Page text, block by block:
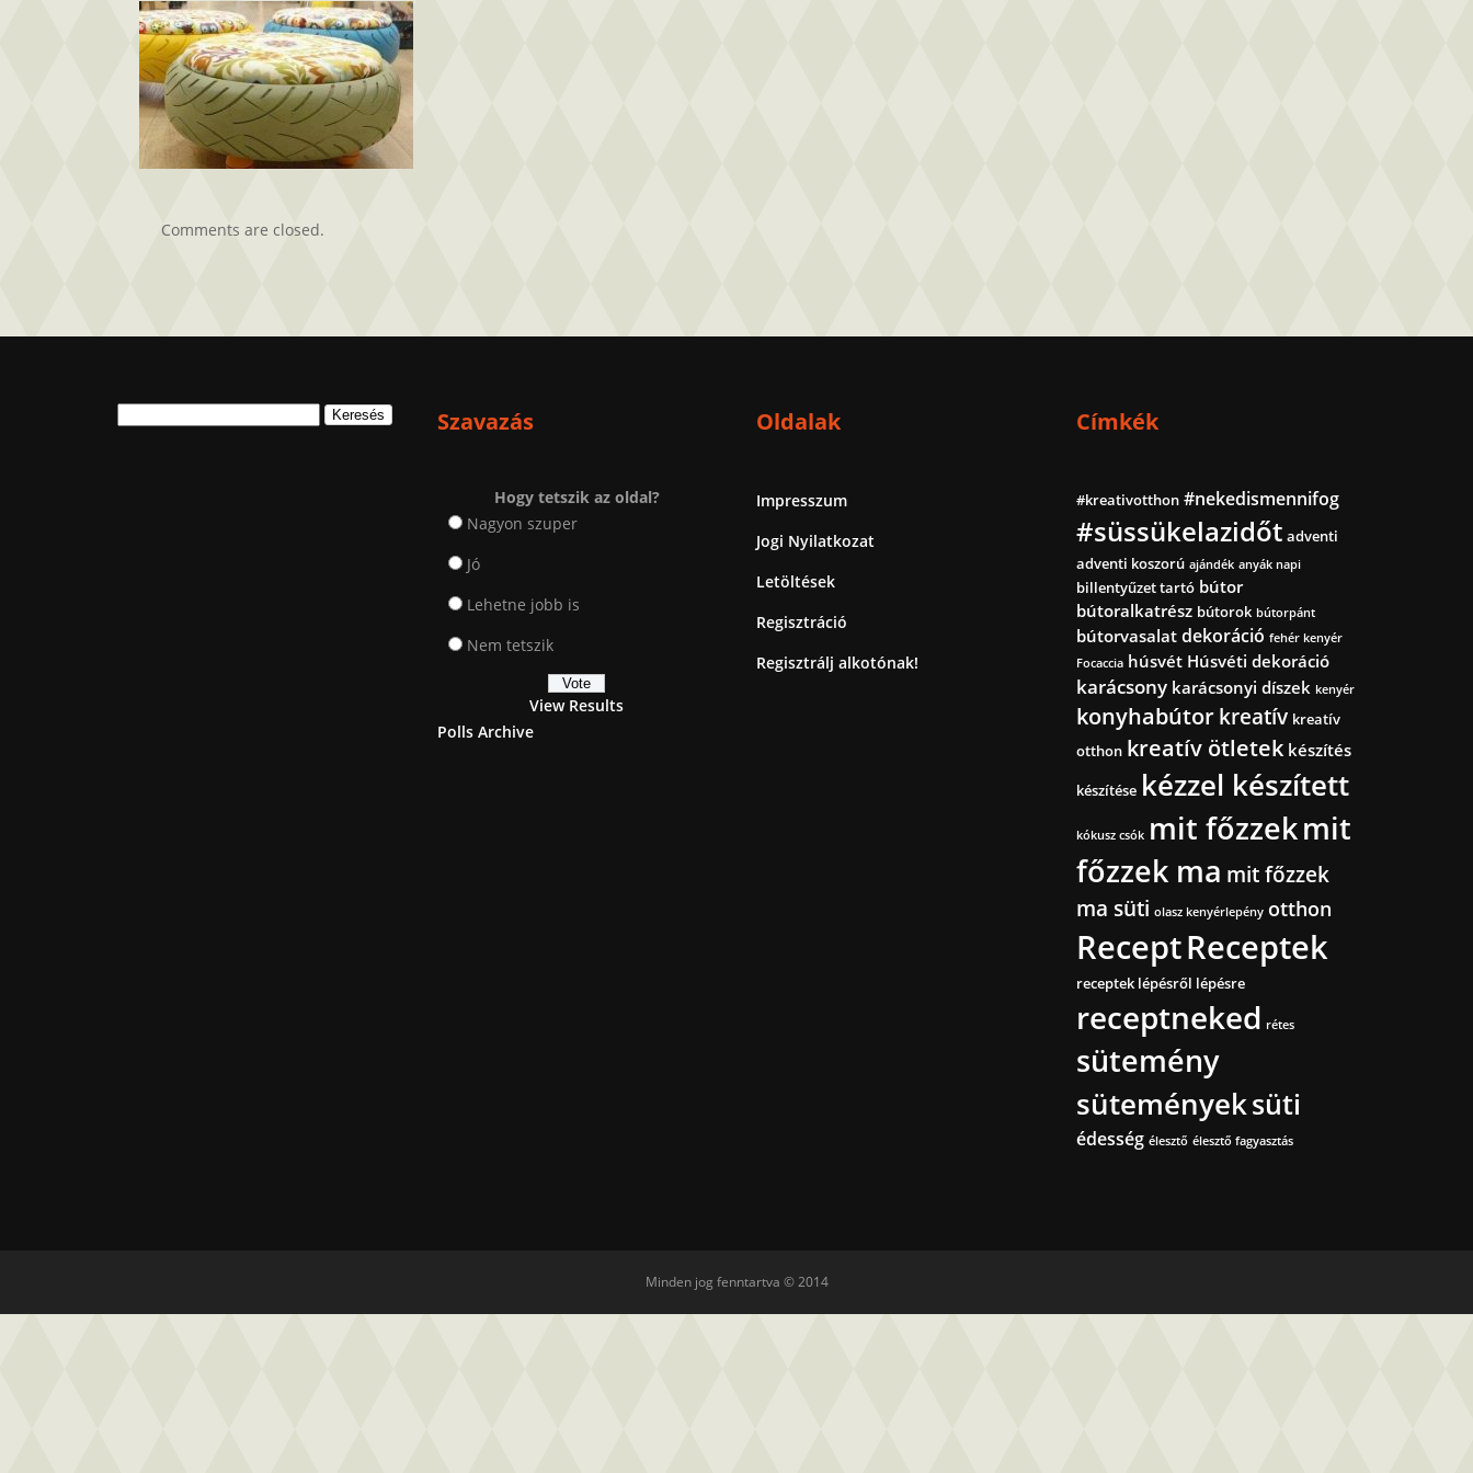
Comments are closed.
Szavazás
Hogy tetszik az oldal?
Nagyon szuper
Jó
Lehetne jobb is
Nem tetszik
View Results
Polls Archive
Oldalak
Impresszum
Jogi Nyilatkozat
Letöltések
Regisztráció
Regisztrálj alkotónak!
Címkék
#kreativotthon #nekedismennifog
#süssükelazidőt adventi
adventi koszorú ajándék anyák napi
billentyűzet tartó bútor
bútoralkatrész bútorok bútorpánt
bútorvasalat dekoráció fehér kenyér
Focaccia húsvét Húsvéti dekoráció
karácsony karácsonyi díszek kenyér
konyhabútor kreatív kreatív
otthon kreatív ötletek készítés
készítése kézzel készített
kókusz csók mit főzzekmit
főzzek ma mit főzzek
ma süti olasz kenyérlepény otthon
ReceptReceptek
receptek lépésről lépésre
receptneked rétes
sütemény
süteményeksüti
édesség élesztő élesztő fagyasztás
Minden jog fenntartva © 2014